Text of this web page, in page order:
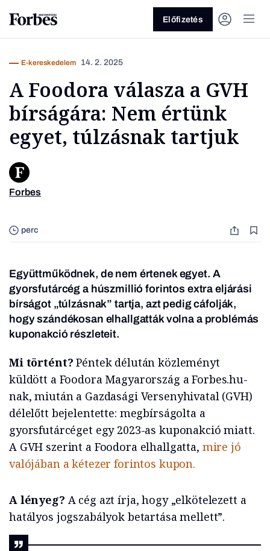
Előfizetés
perc
E-kereskedelem 14. 2. 2025
A Foodora válasza a GVH
bírságára: Nem értünk
egyet, túlzásnak tartjuk
Forbes
Együttműködnek, de nem értenek egyet. A
gyorsfutárcég a húszmillió forintos extra eljárási
bírságot „túlzásnak” tartja, azt pedig cáfolják,
hogy szándékosan elhallgatták volna a problémás
kuponakció részleteit.
Mi történt? Péntek délután közleményt
küldött a Foodora Magyarország a Forbes.hu-
nak, miután a Gazdasági Versenyhivatal (GVH)
délelőtt bejelentette: megbírságolta a
gyorsfutárcéget egy 2023-as kuponakció miatt.
A GVH szerint a Foodora elhallgatta, mire jó
valójában a kétezer forintos kupon.
A lényeg? A cég azt írja, hogy „elkötelezett a
hatályos jogszabályok betartása mellett”.